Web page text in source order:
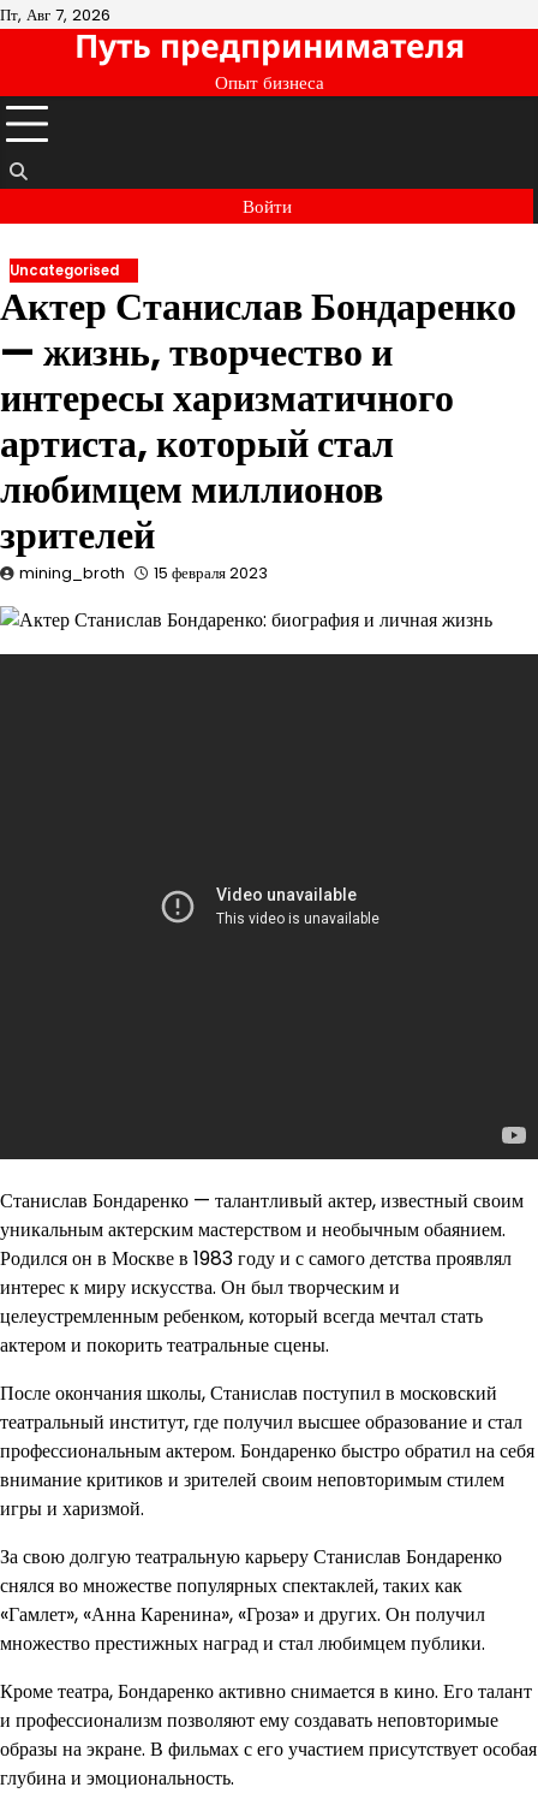
Перейти
содержимому
Пт, Авг 7, 2026
Путь предпринимателя
Опыт бизнеса
Войти
Uncategorised
Актер Станислав Бондаренко
— жизнь, творчество и
интересы харизматичного
артиста, который стал
любимцем миллионов
зрителей
mining_broth 15 февраля 2023
Станислав Бондаренко — талантливый актер, известный своим
уникальным актерским мастерством и необычным обаянием.
Родился он в Москве в 1983 году и с самого детства проявлял
интерес к миру искусства. Он был творческим и
целеустремленным ребенком, который всегда мечтал стать
актером и покорить театральные сцены.
После окончания школы, Станислав поступил в московский
театральный институт, где получил высшее образование и стал
профессиональным актером. Бондаренко быстро обратил на себя
внимание критиков и зрителей своим неповторимым стилем
игры и харизмой.
За свою долгую театральную карьеру Станислав Бондаренко
снялся во множестве популярных спектаклей, таких как
«Гамлет», «Анна Каренина», «Гроза» и других. Он получил
множество престижных наград и стал любимцем публики.
Кроме театра, Бондаренко активно снимается в кино. Его талант
и профессионализм позволяют ему создавать неповторимые
образы на экране. В фильмах с его участием присутствует особая
глубина и эмоциональность.